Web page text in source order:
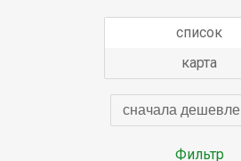
список
карта
сначала дешевле
Фильтр